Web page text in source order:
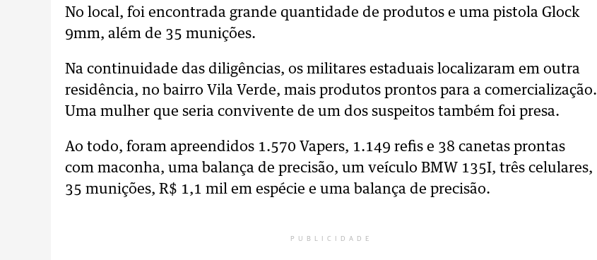
No local, foi encontrada grande quantidade de produtos e uma pistola Glock
9mm, além de 35 munições.
Na continuidade das diligências, os militares estaduais localizaram em outra
residência, no bairro Vila Verde, mais produtos prontos para a comercialização.
Uma mulher que seria convivente de um dos suspeitos também foi presa.
Ao todo, foram apreendidos 1.570 Vapers, 1.149 refis e 38 canetas prontas
com maconha, uma balança de precisão, um veículo BMW 135I, três celulares,
35 munições, R$ 1,1 mil em espécie e uma balança de precisão.
PUBLICIDADE